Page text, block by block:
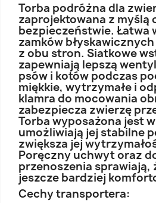
Torba podróżna dla
zaprojektowana z myślą
bezpieczeństwie. Łatwa
zamków
z obu stron. Siatkowe
zapewniają lepszą
psów i kotów podczas
miękkie, wytrzymałe i
klamra do mocowania
zabezpiecza zwierzę
Torba wyposażona jest
umożliwiają jej stabilne
zwiększa jej
Poręczny uchwyt oraz
przenoszenia
jeszcze bardziej
Cechy transportera: